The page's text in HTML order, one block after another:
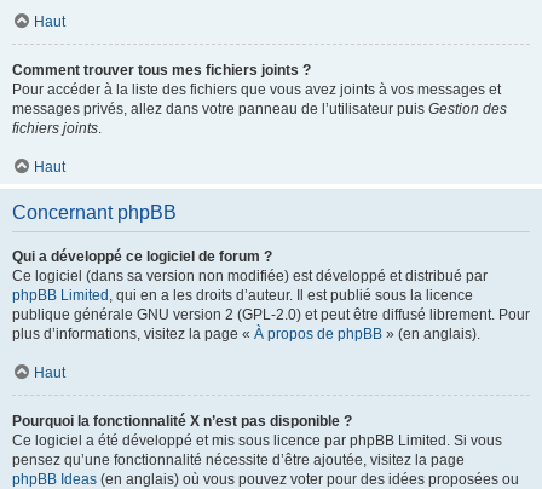
Haut
Comment trouver tous mes fichiers joints ?
Pour accéder à la liste des fichiers que vous avez joints à vos messages et
messages privés, allez dans votre panneau de l’utilisateur puis Gestion des
fichiers joints.
Haut
Concernant phpBB
Qui a développé ce logiciel de forum ?
Ce logiciel (dans sa version non modifiée) est développé et distribué par
phpBB Limited , qui en a les droits d’auteur. Il est publié sous la licence
publique générale GNU version 2 (GPL-2.0) et peut être diffusé librement. Pour
plus d’informations, visitez la page « À propos de phpBB » (en anglais).
Haut
Pourquoi la fonctionnalité X n’est pas disponible ?
Ce logiciel a été développé et mis sous licence par phpBB Limited. Si vous
pensez qu’une fonctionnalité nécessite d’être ajoutée, visitez la page
phpBB Ideas (en anglais) où vous pouvez voter pour des idées proposées ou